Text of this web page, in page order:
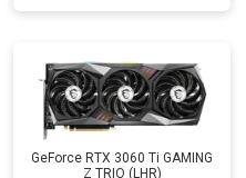
GeForce RTX 3060 Ti GAMING
Z TRIO (LHR)